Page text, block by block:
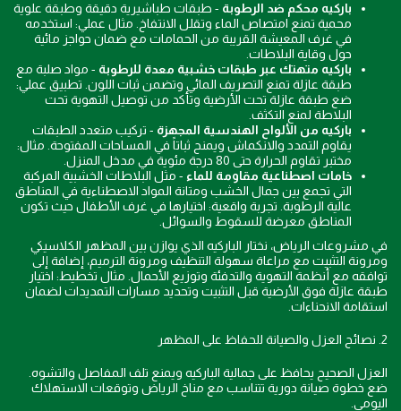
باركيه محكم ضد الرطوبة - طبقات طباشيرية دقيقة وطبقة علوية
محمية تمنع امتصاص الماء وتقلل الانتفاخ. مثال عملي: استخدمه
في غرف المعيشة القريبة من الحمامات مع ضمان حواجز مائية
حول وقاية البلاطات.
باركيه متهتك عبر طبقات خشبية معدة للرطوبة - مواد صلبة مع
طبقة عازلة تمنع التصريف المائي وتضمن ثبات اللون. تطبيق عملي:
ضع طبقة عازلة تحت الأرضية وتأكد من توصيل التهوية تحت
البلاطة لمنع التكثف.
باركيه من الألواح الهندسية المجهزة - تركيب متعدد الطبقات
يقاوم التمدد والانكماش ويمنح ثباتاً في المساحات المفتوحة. مثال:
مختبر تقاوم الحرارة حتى 80 درجة مئوية في مدخل المنزل.
خامات اصطناعية مقاومة للماء - مثل البلاطات الخشبية المركبة
التي تجمع بين جمال الخشب ومتانة المواد الاصطناءية في المناطق
عالية الرطوبة. تجربة واقعية: اختيارها في غرف الأطفال حيث تكون
المناطق معرضة للسقوط والسوائل.
في مشروعات الرياض، نختار الباركيه الذي يوازن بين المظهر الكلاسيكي
ومرونة التثبيت مع مراعاة سهولة التنظيف ومرونة الترميم، إضافة إلى
توافقه مع أنظمة التهوية والتدفئة وتوزيع الأحمال. مثال تخطيط: اختيار
طبقة عازلة فوق الأرضية قبل التثبيت وتحديد مسارات التمديدات لضمان
استقامة الانحناءات.
2. نصائح العزل والصيانة للحفاظ على المظهر
العزل الصحيح يحافظ على جمالية الباركيه ويمنع تلف المفاصل والتشوه.
ضع خطوة صيانة دورية تتناسب مع مناخ الرياض وتوقعات الاستهلاك
اليومي.